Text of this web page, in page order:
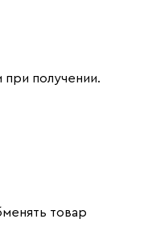
при получении.
товар